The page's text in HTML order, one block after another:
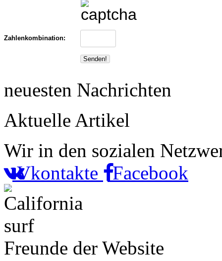
Zahlenkombination:
neuesten Nachrichten
Aktuelle Artikel
Wir in den sozialen
Vkontakte Facebook
Freunde der Website